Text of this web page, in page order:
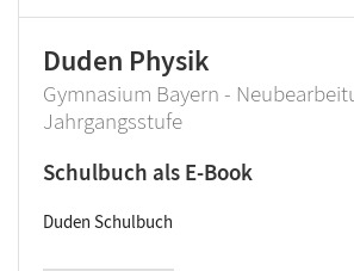
Duden Physik
Gymnasium Bayern -
Jahrgangsstufe
Schulbuch als E-Book
Duden Schulbuch